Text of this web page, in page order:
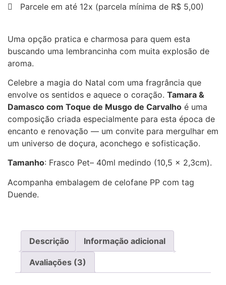
Parcele em até 12x (parcela mínima de R$ 5,00)
Uma opção pratica e charmosa para quem esta
buscando uma lembrancinha com muita explosão de
aroma.
Celebre a magia do Natal com uma fragrância que
envolve os sentidos e aquece o coração. Tamara &
Damasco com Toque de Musgo de Carvalho é uma
composição criada especialmente para esta época de
encanto e renovação — um convite para mergulhar em
um universo de doçura, aconchego e sofisticação.
Tamanho: Frasco Pet– 40ml medindo (10,5 x 2,3cm).
Acompanha embalagem de celofane PP com tag
Duende.
Descrição Informação adicional
Avaliações (3)